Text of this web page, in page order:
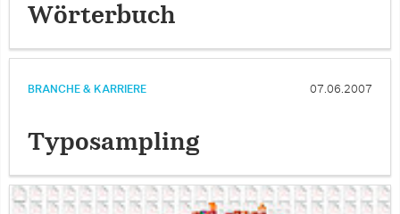
Wörterbuch
BRANCHE & KARRIERE 07.06.2007
Typosampling